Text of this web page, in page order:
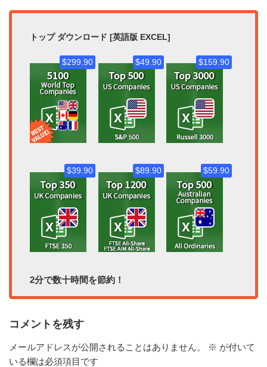
トップ ダウンロード [英語版 EXCEL]
$299.90 $49.90 $159.90
$39.90 $89.90 $59.90
2分で数十時間を節約！
コメントを残す
メールアドレスが公開されることはありません。 ※ が付いて
いる欄は必須項目です